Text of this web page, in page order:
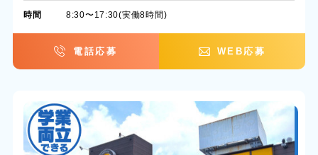
時間 8:30〜17:30(実働8時間)
電話応募 WEB応募